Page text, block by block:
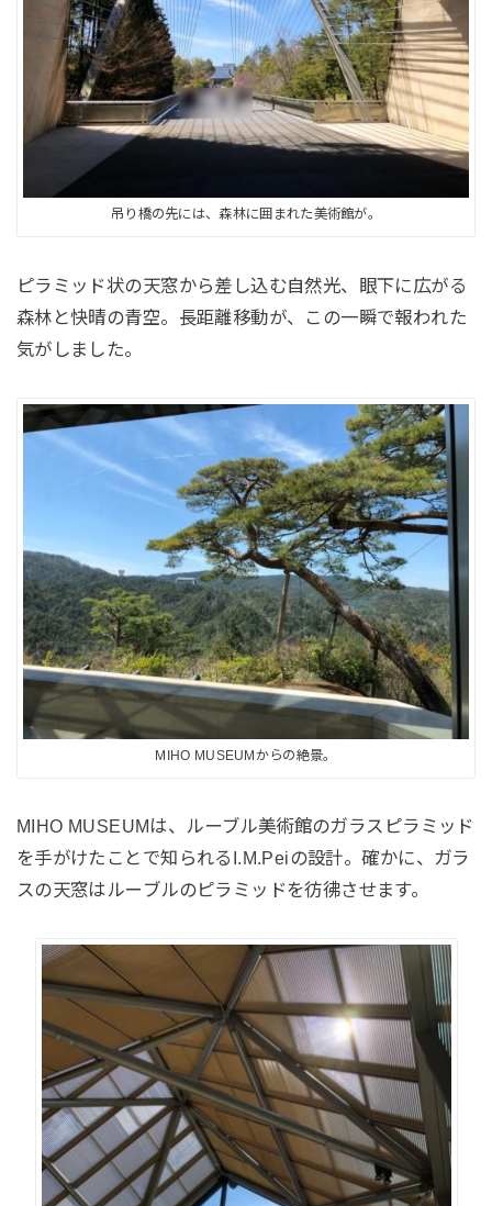
吊り橋の先には、森林に囲まれた美術館が。
ピラミッド状の天窓から差し込む自然光、眼下に広がる
森林と快晴の青空。長距離移動が、この一瞬で報われた
気がしました。
MIHO MUSEUMからの絶景。
MIHO MUSEUMは、ルーブル美術館のガラスピラミッド
を手がけたことで知られるI.M.Peiの設計。確かに、ガラ
スの天窓はルーブルのピラミッドを彷彿させます。